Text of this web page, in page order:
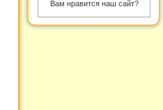
Вам нравится наш сайт?